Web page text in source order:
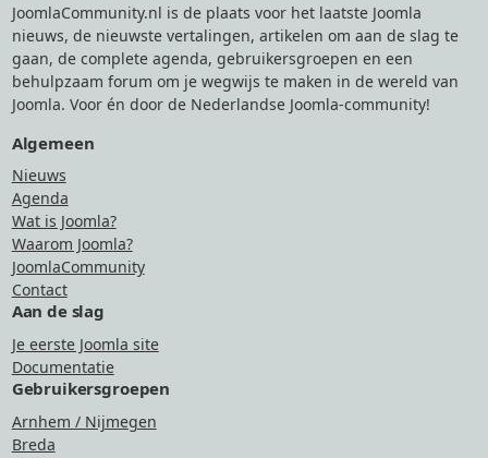
JoomlaCommunity.nl is de plaats voor het laatste Joomla
nieuws, de nieuwste vertalingen, artikelen om aan de slag te
gaan, de complete agenda, gebruikersgroepen en een
behulpzaam forum om je wegwijs te maken in de wereld van
Joomla. Voor én door de Nederlandse Joomla-community!
Algemeen
Nieuws
Agenda
Wat is Joomla?
Waarom Joomla?
JoomlaCommunity
Contact
Aan de slag
Je eerste Joomla site
Documentatie
Gebruikersgroepen
Arnhem / Nijmegen
Breda